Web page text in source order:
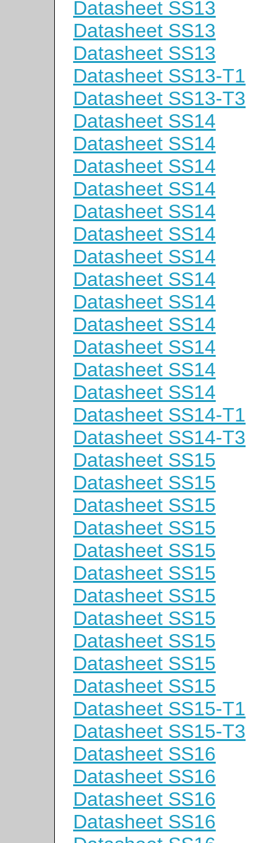
Datasheet SS13
Datasheet SS13
Datasheet SS13
Datasheet SS13-T1
Datasheet SS13-T3
Datasheet SS14
Datasheet SS14
Datasheet SS14
Datasheet SS14
Datasheet SS14
Datasheet SS14
Datasheet SS14
Datasheet SS14
Datasheet SS14
Datasheet SS14
Datasheet SS14
Datasheet SS14
Datasheet SS14
Datasheet SS14-T1
Datasheet SS14-T3
Datasheet SS15
Datasheet SS15
Datasheet SS15
Datasheet SS15
Datasheet SS15
Datasheet SS15
Datasheet SS15
Datasheet SS15
Datasheet SS15
Datasheet SS15
Datasheet SS15
Datasheet SS15-T1
Datasheet SS15-T3
Datasheet SS16
Datasheet SS16
Datasheet SS16
Datasheet SS16